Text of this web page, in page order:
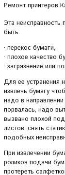
Ремонт принтеров
Эта неисправность
быть:
· перекос бумаги,
· плохое качество
· загрязнение или
Для ее устранения
извлечь бумагу
надо в
порвалась, надо
вызвано плохой
листов, снять
подобных
При извлечении
роликов подачи
протереть